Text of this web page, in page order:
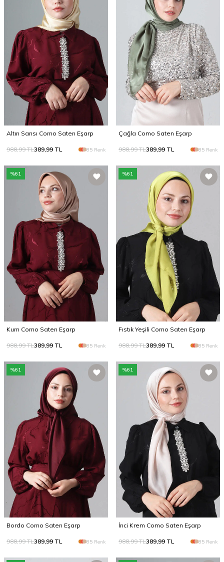
Altın Sarısı Como Saten Eşarp
988,99TL389,99 TL 85 Renk
Çağla Como Saten Eşarp
988,99TL389,99 TL 85 Renk
%61
Kum Como Saten Eşarp
988,99TL389,99 TL 85 Renk
%61
Fıstık Yeşili Como Saten Eşarp
988,99TL389,99 TL 85 Renk
%61
Bordo Como Saten Eşarp
988,99TL389,99 TL 85 Renk
%61
İnci Krem Como Saten Eşarp
988,99TL389,99 TL 85 Renk